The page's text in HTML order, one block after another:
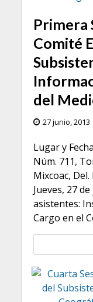
Primera
Comité
del
27 junio, 2013
Lugar y
Núm. 711,
Mixcoac,
Jueves, 27
asistentes:
Cargo en el